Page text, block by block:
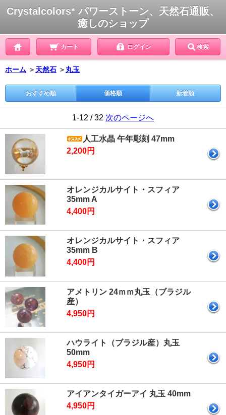
Crystalcolors* パワーストーン、天然石通販、
癒しのショップ
カート ログイン 検索
ホーム ＞ 天然石 ＞ 丸玉
おすすめ順 価格順 新着順
1-12 / 32 次のページへ
人工水晶 午年彫刻 47mm
2,200円
オレンジカルサイト・スフィア
35mm A
4,400円
オレンジカルサイト・スフィア
35mm B
4,400円
アメトリン 24ｍｍ丸玉（ブラジル
産）
4,950円
ハウライト（ブラジル産）丸玉
50mm
4,950円
アイアンタイガーアイ 丸玉 40mm
4,950円